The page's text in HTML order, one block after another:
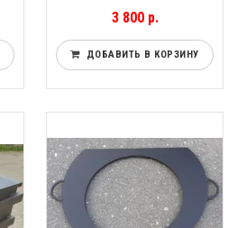
3 800 р.
ДОБАВИТЬ В КОРЗИНУ